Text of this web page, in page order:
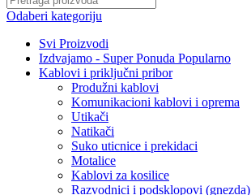
Odaberi kategoriju
Svi Proizvodi
Izdvajamo - Super Ponuda Popularno
Kablovi i priključni pribor
Produžni kablovi
Komunikacioni kablovi i oprema
Utikači
Natikači
Suko uticnice i prekidaci
Motalice
Kablovi za kosilice
Razvodnici i podsklopovi (gnezda)